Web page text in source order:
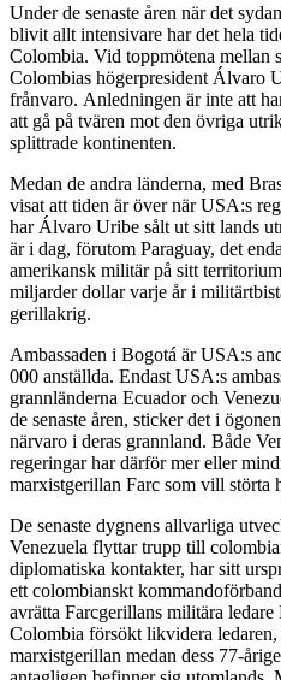
Under de senaste åren när det
blivit allt intensivare har det hela
Colombia. Vid toppmötena mellan
Colombias högerpresident Álvaro
frånvaro. Anledningen är inte att
att gå på tvären mot den övriga
splittrade kontinenten.
Medan de andra länderna, med
visat att tiden är över när USA:s
har Álvaro Uribe sålt ut sitt lands
är i dag, förutom Paraguay, det
amerikansk militär på sitt
miljarder dollar varje år i
gerillakrig.
Ambassaden i Bogotá är USA:s
000 anställda. Endast USA:s
grannländerna Ecuador och
de senaste åren, sticker det i
närvaro i deras grannland. Både
regeringar har därför mer eller
marxistgerillan Farc som vill störta
De senaste dygnens allvarliga
Venezuela flyttar trupp till
diplomatiska kontakter, har sitt
ett colombianskt
avrätta Farcgerillans militära
Colombia försökt likvidera ledaren,
marxistgerillan medan dess 77-